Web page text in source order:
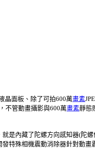
晶面板、除了可拍600萬畫素
不管動畫攝影與600萬畫素靜態
是內藏了陀螺方向感知器(陀
特殊相機震動消除器針對動